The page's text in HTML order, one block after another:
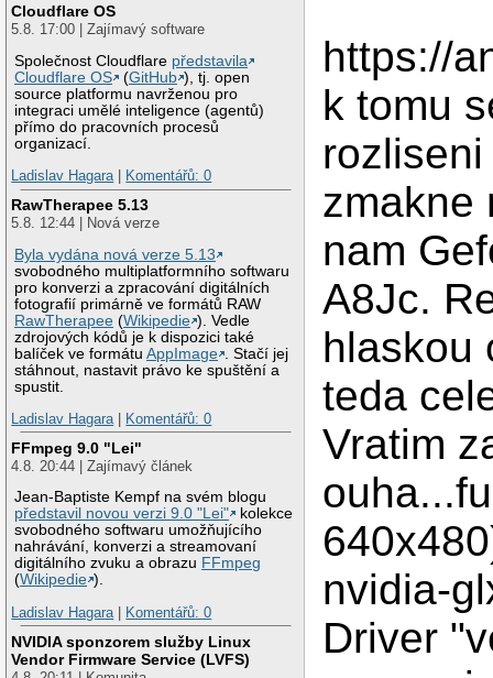
Cloudflare OS
5.8. 17:00 | Zajímavý software
Společnost Cloudflare představila
Cloudflare OS
(GitHub ), tj. open
source platformu navrženou pro
integraci umělé inteligence (agentů)
přímo do pracovních procesů
organizací.
Ladislav Hagara| Komentářů: 0
RawTherapee 5.13
5.8. 12:44 | Nová verze
Byla vydána nová verze 5.13
svobodného multiplatformního softwaru
pro konverzi a zpracování digitálních
fotografií primárně ve formátů RAW
RawTherapee (Wikipedie ). Vedle
zdrojových kódů je k dispozici také
balíček ve formátuAppImage
. Stačí jej
stáhnout, nastavit právo ke spuštění a
spustit.
Ladislav Hagara| Komentářů: 0
FFmpeg 9.0 "Lei"
4.8. 20:44 | Zajímavý článek
Jean-Baptiste Kempf na svém blogu
představil novou verzi 9.0 "Lei"
kolekce
svobodného softwaru umožňujícího
nahrávání, konverzi a streamovaní
digitálního zvuku a obrazu FFmpeg
(Wikipedie ).
Ladislav Hagara| Komentářů: 0
NVIDIA sponzorem služby Linux
Vendor Firmware Service (LVFS)
https://
k tomu
zmakne
nam
A8Jc.
hlaskou
teda
Vratim
nvidia-
Driver